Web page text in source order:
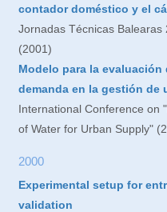
contador doméstico y el
Jornadas Técnicas Balearas
(2001)
Modelo para la
demanda en la gestión de
International Conference on
of Water for Urban Supply"
2000
Experimental setup for
validation